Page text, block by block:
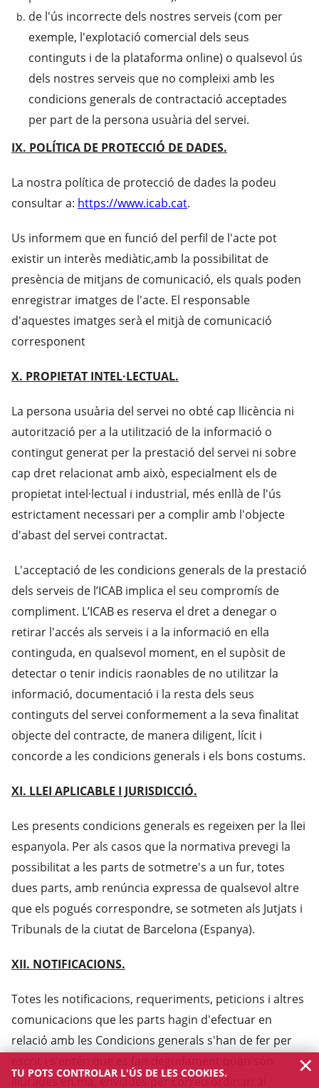
de l'ús incorrecte dels nostres serveis (com per
exemple, l'explotació comercial dels seus
continguts i de la plataforma online) o qualsevol ús
dels nostres serveis que no compleixi amb les
condicions generals de contractació acceptades
per part de la persona usuària del servei.
IX. POLÍTICA DE PROTECCIÓ DE DADES.
La nostra política de protecció de dades la podeu
consultar a: https://www.icab.cat.
Us informem que en funció del perfil de l'acte pot
existir un interès mediàtic,amb la possibilitat de
presència de mitjans de comunicació, els quals poden
enregistrar imatges de l'acte. El responsable
d'aquestes imatges serà el mitjà de comunicació
corresponent
X. PROPIETAT INTEL·LECTUAL.
La persona usuària del servei no obté cap llicència ni
autorització per a la utilització de la informació o
contingut generat per la prestació del servei ni sobre
cap dret relacionat amb això, especialment els de
propietat intel·lectual i industrial, més enllà de l'ús
estrictament necessari per a complir amb l'objecte
d'abast del servei contractat.
L'acceptació de les condicions generals de la prestació
dels serveis de l’ICAB implica el seu compromís de
compliment. L’ICAB es reserva el dret a denegar o
retirar l'accés als serveis i a la informació en ella
continguda, en qualsevol moment, en el supòsit de
detectar o tenir indicis raonables de no utilitzar la
informació, documentació i la resta dels seus
continguts del servei conformement a la seva finalitat
objecte del contracte, de manera diligent, lícit i
concorde a les condicions generals i els bons costums.
XI. LLEI APLICABLE I JURISDICCIÓ.
Les presents condicions generals es regeixen per la llei
espanyola. Per als casos que la normativa prevegi la
possibilitat a les parts de sotmetre's a un fur, totes
dues parts, amb renúncia expressa de qualsevol altre
que els pogués correspondre, se sotmeten als Jutjats i
Tribunals de la ciutat de Barcelona (Espanya).
XII. NOTIFICACIONS.
Totes les notificacions, requeriments, peticions i altres
comunicacions que les parts hagin d'efectuar en
relació amb les Condicions generals s'han de fer per
lliurades en mà, enviades per correu ordinari al
TU POTS CONTROLAR L'ÚS DE LES COOKIES.
×